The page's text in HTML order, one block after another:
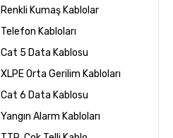
Renkli Kumaş Kablolar
Telefon Kabloları
Cat 5 Data Kablosu
XLPE Orta Gerilim Kabloları
Cat 6 Data Kablosu
Yangın Alarm Kabloları